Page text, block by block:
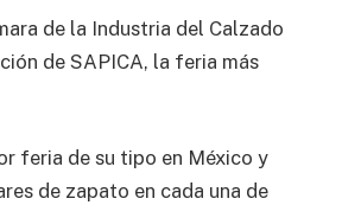
de la Industria del Calzado
de SAPICA, la feria más
feria de su tipo en México y
de zapato en cada una de